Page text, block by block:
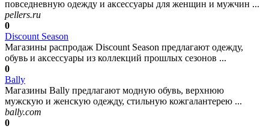
повседневную одежду и аксессуары для женщин и мужчин ...
pellers.ru
0
Discount Season
Магазины распродаж Discount Season предлагают одежду,
обувь и аксессуары из коллекций прошлых сезонов ...
0
Bally
Магазины Bally предлагают модную обувь, верхнюю
мужскую и женскую одежду, стильную кожгалантерею ...
bally.com
0